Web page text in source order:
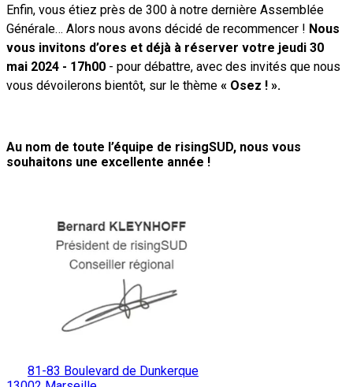
Enfin, vous étiez près de 300 à notre dernière Assemblée
Générale… Alors nous avons décidé de recommencer ! Nous
vous invitons d’ores et déjà à réserver votre jeudi 30
mai 2024 - 17h00 - pour débattre, avec des invités que nous
vous dévoilerons bientôt, sur le thème « Osez ! ».
Au nom de toute l’équipe de risingSUD, nous vous
souhaitons une excellente année !
81-83 Boulevard de Dunkerque